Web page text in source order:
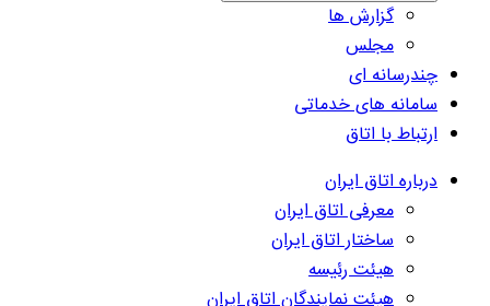
گزارش ها
مجلس
چندرسانه ای
سامانه های خدماتی
ارتباط با اتاق
درباره اتاق ایران
معرفی اتاق ایران
ساختار اتاق ایران
هیئت رئیسه
هیئت نمایندگان اتاق ایران